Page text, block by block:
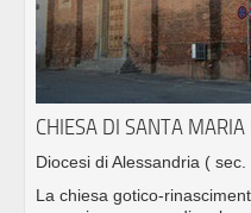
CHIESA DI SANTA MARIA
Diocesi di Alessandria ( sec.
La chiesa gotico-